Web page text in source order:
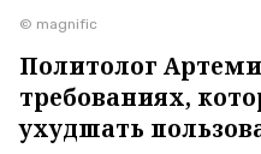
© magnific
Политолог
требованиях,
ухудшать